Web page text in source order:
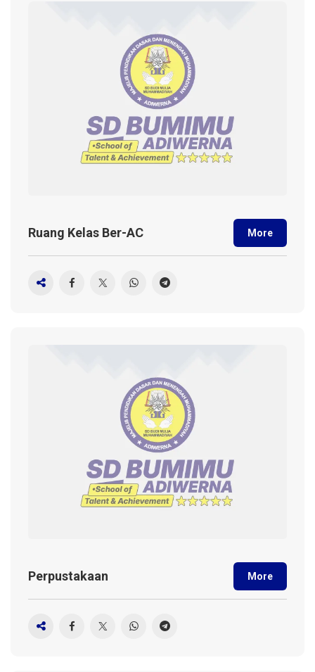
Ruang Kelas Ber-AC More
Perpustakaan More